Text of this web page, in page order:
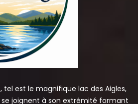
tel est le magnifique lac des Aigles,
joignent à son extrémité formant